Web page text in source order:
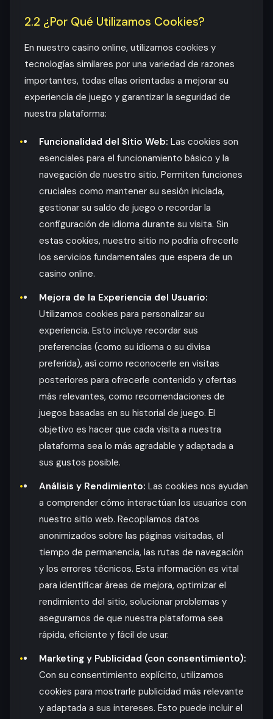
2.2 ¿Por Qué Utilizamos Cookies?
En nuestro casino online, utilizamos cookies y
tecnologías similares por una variedad de razones
importantes, todas ellas orientadas a mejorar su
experiencia de juego y garantizar la seguridad de
nuestra plataforma:
Funcionalidad del Sitio Web: Las cookies son
esenciales para el funcionamiento básico y la
navegación de nuestro sitio. Permiten funciones
cruciales como mantener su sesión iniciada,
gestionar su saldo de juego o recordar la
configuración de idioma durante su visita. Sin
estas cookies, nuestro sitio no podría ofrecerle
los servicios fundamentales que espera de un
casino online.
Mejora de la Experiencia del Usuario:
Utilizamos cookies para personalizar su
experiencia. Esto incluye recordar sus
preferencias (como su idioma o su divisa
preferida), así como reconocerle en visitas
posteriores para ofrecerle contenido y ofertas
más relevantes, como recomendaciones de
juegos basadas en su historial de juego. El
objetivo es hacer que cada visita a nuestra
plataforma sea lo más agradable y adaptada a
sus gustos posible.
Análisis y Rendimiento: Las cookies nos ayudan
a comprender cómo interactúan los usuarios con
nuestro sitio web. Recopilamos datos
anonimizados sobre las páginas visitadas, el
tiempo de permanencia, las rutas de navegación
y los errores técnicos. Esta información es vital
para identificar áreas de mejora, optimizar el
rendimiento del sitio, solucionar problemas y
asegurarnos de que nuestra plataforma sea
rápida, eficiente y fácil de usar.
Marketing y Publicidad (con consentimiento):
Con su consentimiento explícito, utilizamos
cookies para mostrarle publicidad más relevante
y adaptada a sus intereses. Esto puede incluir el